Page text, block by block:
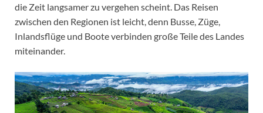
die Zeit langsamer zu vergehen scheint. Das Reisen
zwischen den Regionen ist leicht, denn Busse, Züge,
Inlandsflüge und Boote verbinden große Teile des Landes
miteinander.